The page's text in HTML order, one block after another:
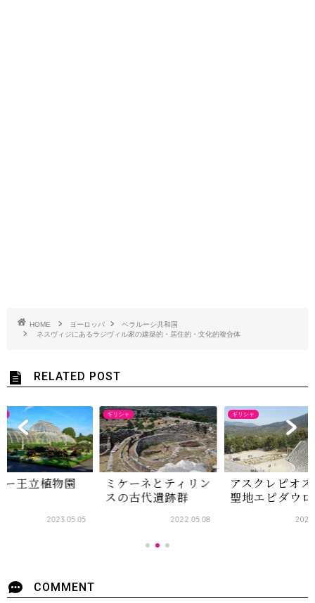
HOME ヨーロッパ
ベラルーシ共和国
ネスヴィジにあるラジヴィル家の建築的・居住的・文化的複合体
RELATED POST
ー王立植物園
2023.05.05
ギリシャ
ミケーネとティリン
スの古代遺跡群
2022.05.08
ギリシャ
アスクレピオ
聖地エピダウ
COMMENT